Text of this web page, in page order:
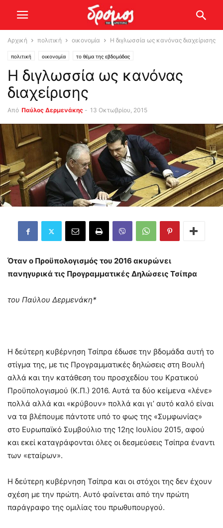
Αρχική πολιτική οικονομία Η διγλωσσία ως κανόνας διαχείρισης
πολιτική οικονομία το θέμα της εβδομάδας
Η διγλωσσία ως κανόνας
διαχείρισης
Από Παύλος Δερμενάκης - 13 Οκτωβρίου, 2015
Όταν ο Προϋπολογισμός του 2016 ακυρώνει
πανηγυρικά τις Προγραμματικές Δηλώσεις Τσίπρα
του Παύλου Δερμενάκη*
Η δεύτερη κυβέρνηση Τσίπρα έδωσε την βδομάδα αυτή το
στίγμα της, με τις Προγραμματικές δηλώσεις στη Βουλή
αλλά και την κατάθεση του προσχεδίου του Κρατικού
Προϋπολογισμού (Κ.Π.) 2016. Αυτά τα δύο κείμενα «λένε»
πολλά αλλά και «κρύβουν» πολλά και γι’ αυτό καλό είναι
να τα βλέπουμε πάντοτε υπό το φως της «Συμφωνίας»
στο Ευρωπαϊκό Συμβούλιο της 12ης Ιουλίου 2015, αφού
και εκεί καταγράφονται όλες οι δεσμεύσεις Τσίπρα έναντι
των «εταίρων».
Η δεύτερη κυβέρνηση Τσίπρα και οι στόχοι της δεν έχουν
σχέση με την πρώτη. Αυτό φαίνεται από την πρώτη
παράγραφο της ομιλίας του πρωθυπουργού.